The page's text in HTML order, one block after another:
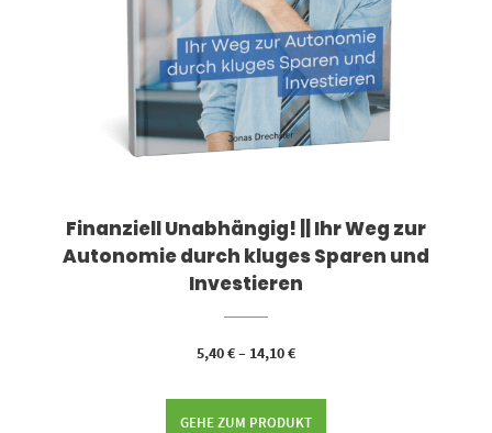
Finanziell Unabhängig! || Ihr Weg zur
Autonomie durch kluges Sparen und
Investieren
5,40€– 14,10€
GEHE ZUM PRODUKT